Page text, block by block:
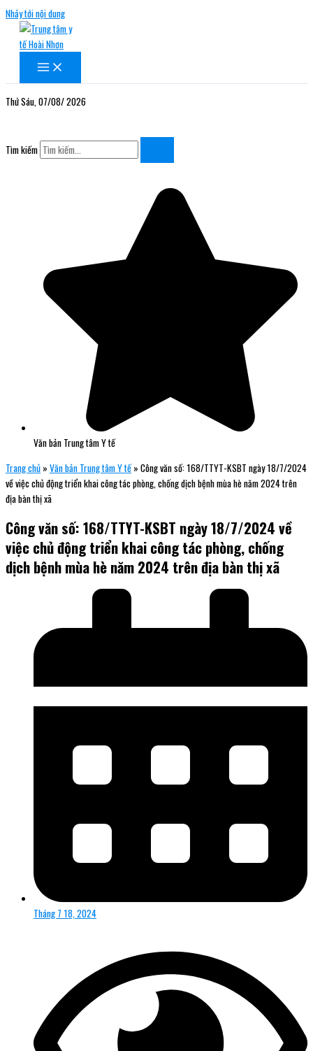
Nhảy tới nội dung
Thứ Sáu, 07/08/ 2026
Tìm kiếm
Văn bản Trung tâm Y tế
Trang chủ » Văn bản Trung tâm Y tế» Công văn số: 168/TTYT-KSBT ngày 18/7/2024
về việc chủ động triển khai công tác phòng, chống dịch bệnh mùa hè năm 2024 trên
địa bàn thị xã
Công văn số: 168/TTYT-KSBT ngày 18/7/2024 về
việc chủ động triển khai công tác phòng, chống
dịch bệnh mùa hè năm 2024 trên địa bàn thị xã
Tháng 7 18, 2024